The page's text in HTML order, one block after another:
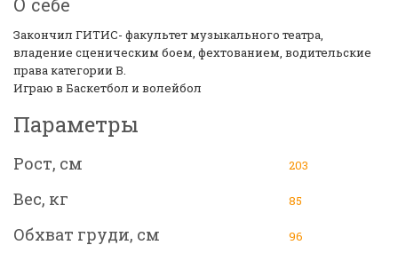
О себе
Закончил ГИТИС- факультет музыкального театра,
владение сценическим боем, фехтованием, водительские
права категории В.
Играю в Баскетбол и волейбол
Параметры
Рост, см 203
Вес, кг 85
Обхват груди, см 96